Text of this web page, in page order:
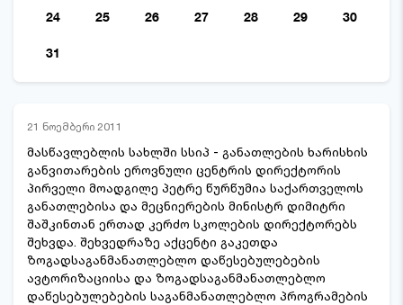
24 25 26 27 28 29 30
31
21 ნოემბერი 2011
მასწავლებლის სახლში სსიპ - განათლების ხარისხის
განვითარების ეროვნული ცენტრის დირექტორის
პირველი მოადგილე პეტრე წურწუმია საქართველოს
განათლებისა და მეცნიერების მინისტრ დიმიტრი
შაშკინთან ერთად კერძო სკოლების დირექტორებს
შეხვდა. შეხვედრაზე აქცენტი გაკეთდა
ზოგადსაგანმანათლებლო დაწესებულებების
ავტორიზაციისა და ზოგადსაგანმანათლებლო
დაწესებულებების საგანმანათლებლო პროგრამების